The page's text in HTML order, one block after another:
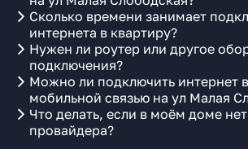
Сколько времени занимает
интернета в квартиру?
Нужен ли роутер или другое
подключения?
Можно ли подключить интернет
мобильной связью на ул Малая
Что делать, если в моём доме
провайдера?